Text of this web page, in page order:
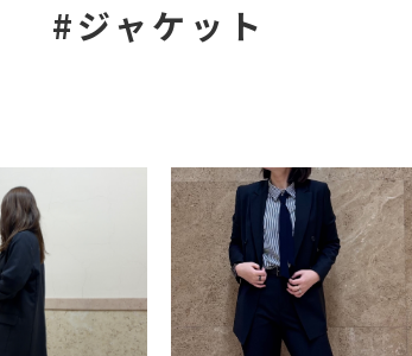
#ジャケット